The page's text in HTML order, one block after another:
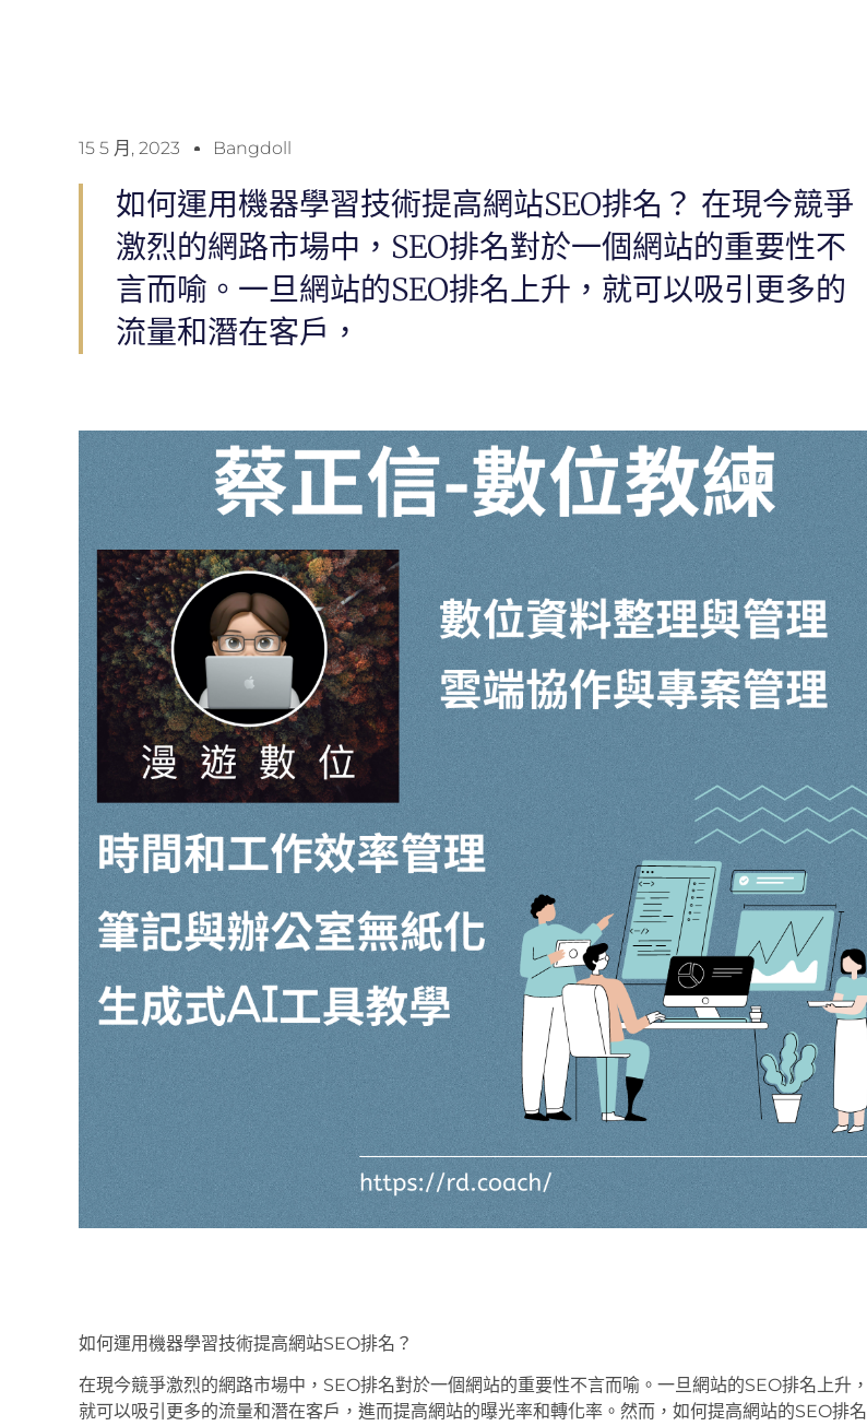
15 5 月, 2023 Bangdoll
如何運用機器學習技術提高網站SEO排名？ 在現今競爭
激烈的網路市場中，SEO排名對於一個網站的重要性不
言而喻。一旦網站的SEO排名上升，就可以吸引更多的
流量和潛在客戶，
如何運用機器學習技術提高網站SEO排名？
在現今競爭激烈的網路市場中，SEO排名對於一個網站的重要性不言而喻。一旦網站的SEO排名上升，
就可以吸引更多的流量和潛在客戶，進而提高網站的曝光率和轉化率。然而，如何提高網站的SEO排名